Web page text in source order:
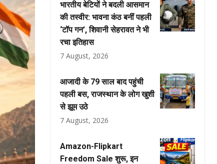
भारतीय बेटियों ने बदली आसमान
की तस्वीर: भावना कंठ बनीं पहली
‘टॉप गन’, शिवानी सेहरावत ने भी
रचा इतिहास
7 August, 2026
आजादी के 79 साल बाद पहुंची
पहली बस, राजस्थान के लोग खुशी
से झूम उठे
7 August, 2026
Amazon-Flipkart
Freedom Sale शुरू, इन